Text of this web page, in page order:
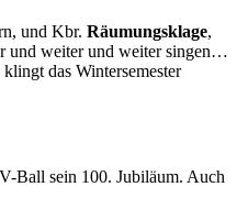
und Kbr. Räumungsklage,
und weiter und weiter singen…
das Wintersemester
Ball sein 100. Jubiläum. Auch